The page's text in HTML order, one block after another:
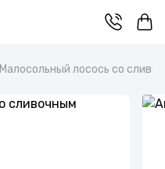
Малосольный лосось со